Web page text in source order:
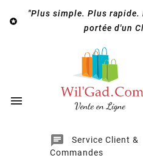

"Plus simple. Plus rapide.
portée d'un

chat
Service Client &
Commandes